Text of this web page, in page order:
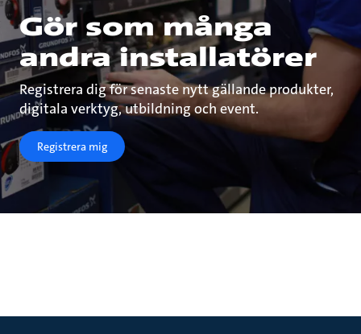
Gör som många
andra installatörer
Registrera dig för senaste nytt gällande produkter,
digitala verktyg, utbildning och event.
Registrera mig